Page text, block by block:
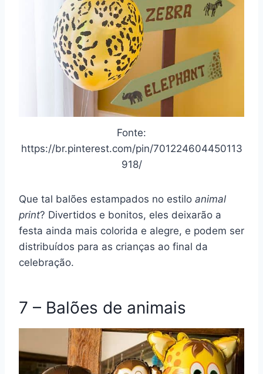
Fonte:
https://br.pinterest.com/pin/701224604450113
918/
Que tal balões estampados no estilo animal
print? Divertidos e bonitos, eles deixarão a
festa ainda mais colorida e alegre, e podem ser
distribuídos para as crianças ao final da
celebração.
7 – Balões de animais